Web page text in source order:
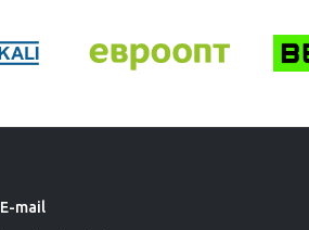
E-mail